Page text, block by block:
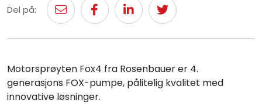
Del på:
Motorsprøyten Fox4 fra Rosenbauer er 4.
generasjons FOX-pumpe, pålitelig kvalitet med
innovative løsninger.